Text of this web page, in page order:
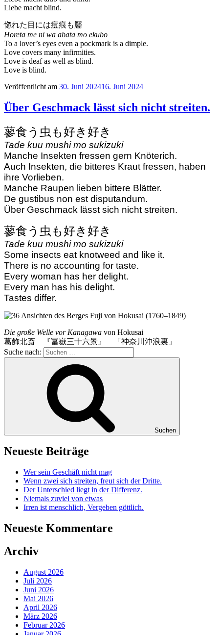
Liebe macht blind.
惚れた目には痘痕も靨
Horeta me ni wa abata mo ekubo
To a lover’s eyes even a pockmark is a dimple.
Love covers many infirmities.
Love is deaf as well as blind.
Love is blind.
Veröffentlicht am 30. Juni 202416. Juni 2024
Über Geschmack lässt sich nicht streiten.
蓼食う虫も好き好き
Tade kuu mushi mo sukizuki
Manche Insekten fressen gern Knöterich.
Auch Insekten, die bitteres Kraut fressen, haben
ihre Vorlieben.
Manche Raupen lieben bittere Blätter.
De gustibus non est disputandum.
Über Geschmack lässt sich nicht streiten.
蓼食う虫も好き好き
Tade kuu mushi mo sukizuki
Some insects eat knotweed and like it.
There is no accounting for taste.
Every woman has her delight.
Every man has his delight.
Tastes differ.
Die große Welle vor Kanagawa von Hokusai
葛飾北斎 『冨嶽三十六景』 「神奈川沖浪裏」
Suche nach:
Suchen
Neueste Beiträge
Wer sein Geschäft nicht mag
Wenn zwei sich streiten, freut sich der Dritte.
Der Unterschied liegt in der Differenz.
Niemals zuviel von etwas
Irren ist menschlich, Vergeben göttlich.
Neueste Kommentare
Archiv
August 2026
Juli 2026
Juni 2026
Mai 2026
April 2026
März 2026
Februar 2026